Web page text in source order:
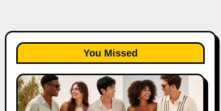
You Missed